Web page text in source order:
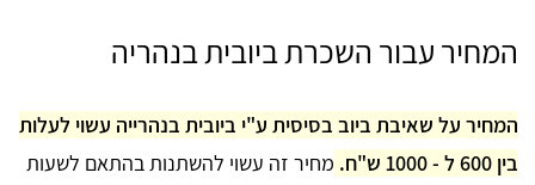
המחיר עבור השכרת ביובית בנהריה
המחיר על שאיבת ביוב בסיסית ע"י ביובית בנהרייה עשוי לעלות
בין 600 ל - 1000 ש"ח.
מחיר זה עשוי להשתנות בהתאם לשעות